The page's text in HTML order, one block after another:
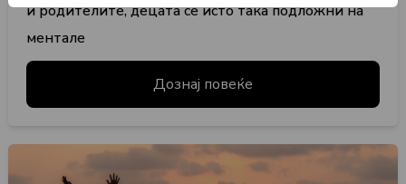
и родителите, децата се исто така подложни на
ментале
Дознај повеќе